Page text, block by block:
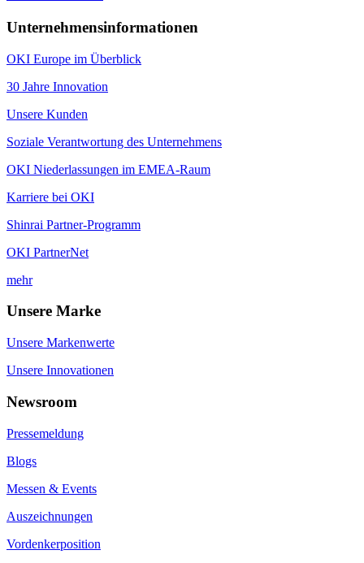
Unternehmensinformationen
OKI Europe im Überblick
30 Jahre Innovation
Unsere Kunden
Soziale Verantwortung des Unternehmens
OKI Niederlassungen im EMEA-Raum
Karriere bei OKI
Shinrai Partner-Programm
OKI PartnerNet
mehr
Unsere Marke
Unsere Markenwerte
Unsere Innovationen
Newsroom
Pressemeldung
Blogs
Messen & Events
Auszeichnungen
Vordenkerposition